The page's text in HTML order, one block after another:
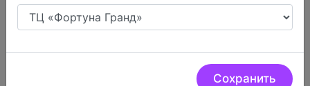
Сохранить
Воспроизведение видео: до 26 часов
Просмотр видео в режиме стриминга: до 21